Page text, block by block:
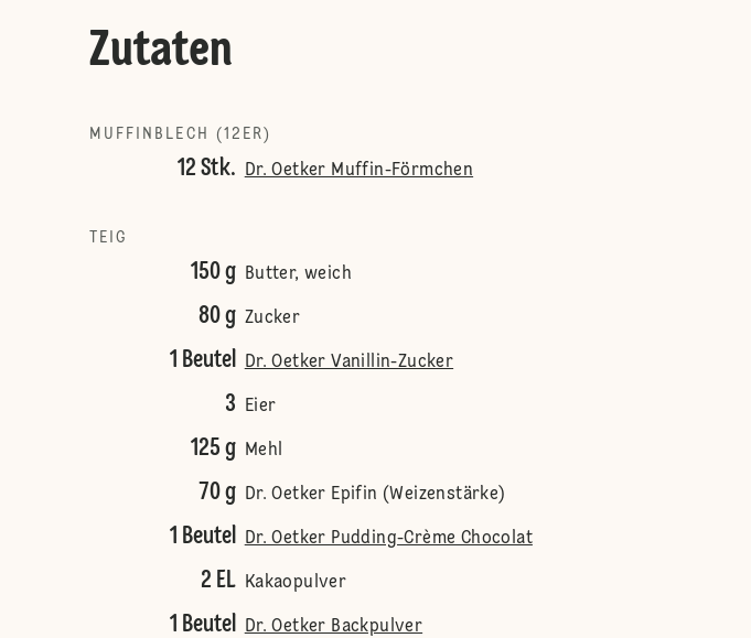
Zutaten
MUFFINBLECH (12ER)
12 Stk. Dr. Oetker Muffin-Förmchen
TEIG
150 g Butter, weich
80 g Zucker
1 Beutel Dr. Oetker Vanillin-Zucker
3 Eier
125 g Mehl
70 g Dr. Oetker Epifin (Weizenstärke)
1 Beutel Dr. Oetker Pudding-Crème Chocolat
2 EL Kakaopulver
1 Beutel Dr. Oetker Backpulver